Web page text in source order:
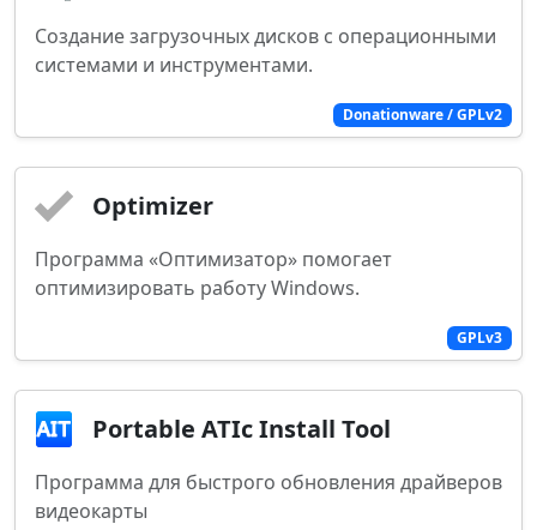
Donationware / GPLv2
Создание загрузочных дисков с операционными
системами и инструментами.
GPLv3
Optimizer
Программа «Оптимизатор» помогает
оптимизировать работу Windows.
Portable ATIc Install Tool
Программа для быстрого обновления драйверов
видеокарты